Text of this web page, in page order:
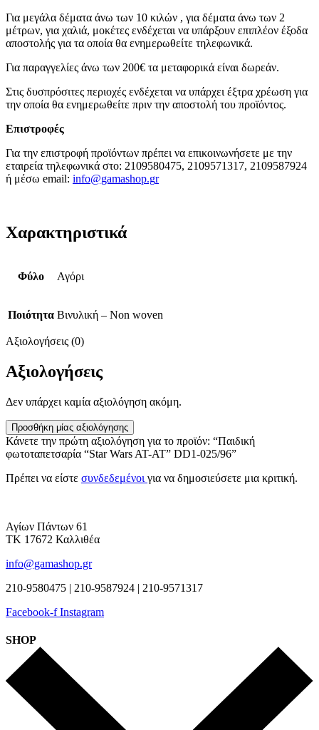
Για μεγάλα δέματα άνω των 10 κιλών , για δέματα άνω των 2
μέτρων, για χαλιά, μοκέτες ενδέχεται να υπάρξουν επιπλέον έξοδα
αποστολής για τα οποία θα ενημερωθείτε τηλεφωνικά.
Για παραγγελίες άνω των 200€ τα μεταφορικά είναι δωρεάν.
Στις δυσπρόσιτες περιοχές ενδέχεται να υπάρχει έξτρα χρέωση για
την οποία θα ενημερωθείτε πριν την αποστολή του προϊόντος.
Επιστροφές
Για την επιστροφή προϊόντων πρέπει να επικοινωνήσετε με την
εταιρεία τηλεφωνικά στο: 2109580475, 2109571317, 2109587924
ή μέσω email: info@gamashop.gr
Χαρακτηριστικά
Φύλο Αγόρι
Ποιότητα Βινυλική – Non woven
Αξιολογήσεις (0)
Αξιολογήσεις
Δεν υπάρχει καμία αξιολόγηση ακόμη.
Προσθήκη μίας αξιολόγησης
Κάνετε την πρώτη αξιολόγηση για το προϊόν: “Παιδική
φωτοταπετσαρία “Star Wars AT-AT” DD1-025/96”
Πρέπει να είστε συνδεδεμένοι για να δημοσιεύσετε μια κριτική.
Αγίων Πάντων 61
ΤΚ 17672 Καλλιθέα
info@gamashop.gr
210-9580475 | 210-9587924 | 210-9571317
Facebook-f Instagram
SHOP